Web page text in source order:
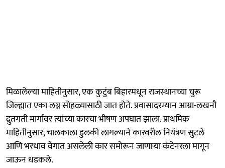
मिळालेल्या माहितीनुसार, एक कुटुंब बिहारमधून राजस्थानच्या चुरू
जिल्ह्यात एका लग्न सोहळ्यासाठी जात होते. प्रवासादरम्यान आग्रा-लखनौ
द्रुतगती मार्गावर त्यांच्या कारचा भीषण अपघात झाला. प्राथमिक
माहितीनुसार, चालकाला डुलकी लागल्याने कारवरील नियंत्रण सुटले
आणि भरधाव वेगात असलेली कार समोरून जाणाऱ्या कंटेनरला मागून
जाऊन धडकले.